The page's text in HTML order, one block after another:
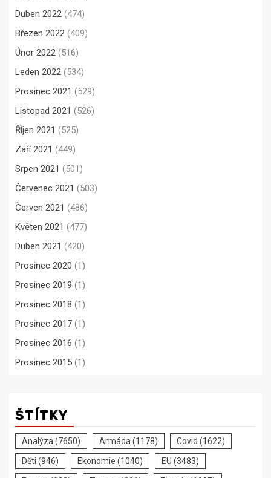
Duben 2022 (474)
Březen 2022 (409)
Únor 2022 (516)
Leden 2022 (534)
Prosinec 2021 (529)
Listopad 2021 (526)
Říjen 2021 (525)
Září 2021 (449)
Srpen 2021 (501)
Červenec 2021 (503)
Červen 2021 (486)
Květen 2021 (477)
Duben 2021 (420)
Prosinec 2020 (1)
Prosinec 2019 (1)
Prosinec 2018 (1)
Prosinec 2017 (1)
Prosinec 2016 (1)
Prosinec 2015 (1)
ŠTÍTKY
Analýza (7650) Armáda (1178) Covid (1622)
Děti (946) Ekonomie (1040) EU (3483)